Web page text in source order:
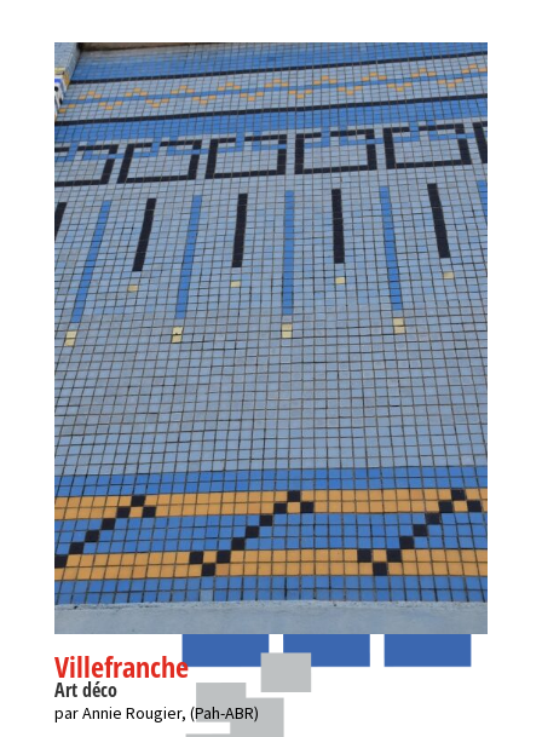
Villefranche
Art déco
par Annie Rougier, (Pah-ABR)